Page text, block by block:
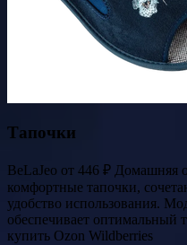
Тапочки
BeLaJeo от 446 ₽ Домашняя
комфортные тапочки,
удобство использования.
обеспечивает оптимальный
купить Ozon Wildberries